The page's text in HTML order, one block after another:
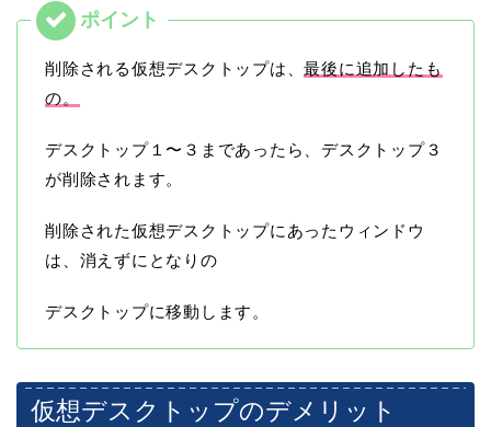
削除される仮想デスクトップは、最後に追加したも
の。
デスクトップ１〜３まであったら、デスクトップ３
が削除されます。
削除された仮想デスクトップにあったウィンドウ
は、消えずにとなりの
デスクトップに移動します。
仮想デスクトップのデメリット